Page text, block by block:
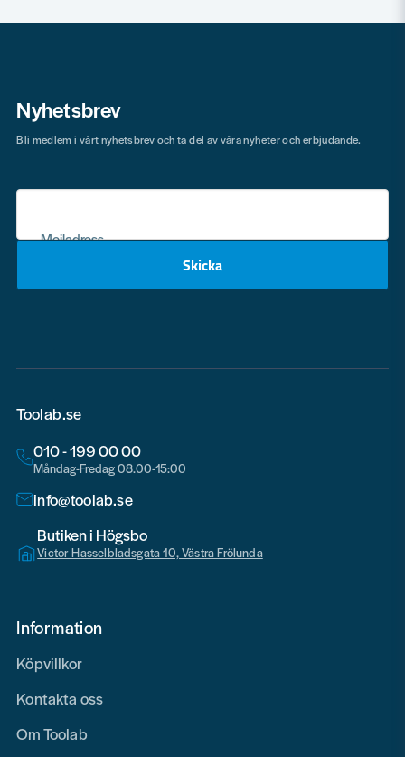
Nyhetsbrev
Mejladress
Skicka
Bli medlem i vårt nyhetsbrev och ta del av våra nyheter och erbjudande.
Toolab.se
010 - 199 00 00
Måndag-Fredag 08.00-15:00
info@toolab.se
Butiken i Högsbo
Victor Hasselbladsgata 10, Västra Frölunda
Information
Köpvillkor
Kontakta oss
Om Toolab